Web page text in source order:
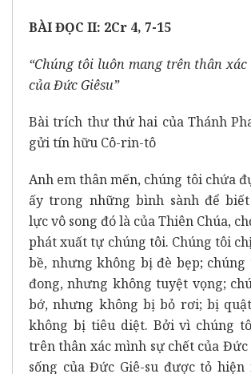
BÀI ĐỌC II: 2Cr 4, 7-15
“Chúng tôi luôn mang trên thân
của Đức Giêsu”
Bài trích thư thứ hai của Thánh
gửi tín hữu Cô-rin-tô
Anh em thân mến, chúng tôi chứa
ấy trong những bình sành để
lực vô song đó là của Thiên Chúa,
phát xuất tự chúng tôi. Chúng tôi
bề, nhưng không bị đè bẹp;
đong, nhưng không tuyệt vọng;
bớ, nhưng không bị bỏ rơi; bị
không bị tiêu diệt. Bởi vì chúng
trên thân xác mình sự chết của Đức
sống của Đức Giê-su được tỏ